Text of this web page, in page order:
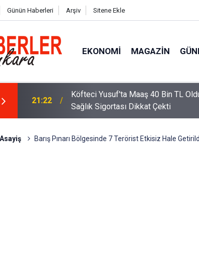
Günün Haberleri Arşiv Sitene Ekle
EKONOMI MAGAZIN
ve
12:33 Sürücüler Dikkat! Yeni Dönemde 3
Asayiş Barış Pınarı Bölgesinde 7 Terörist Etkisiz Hale